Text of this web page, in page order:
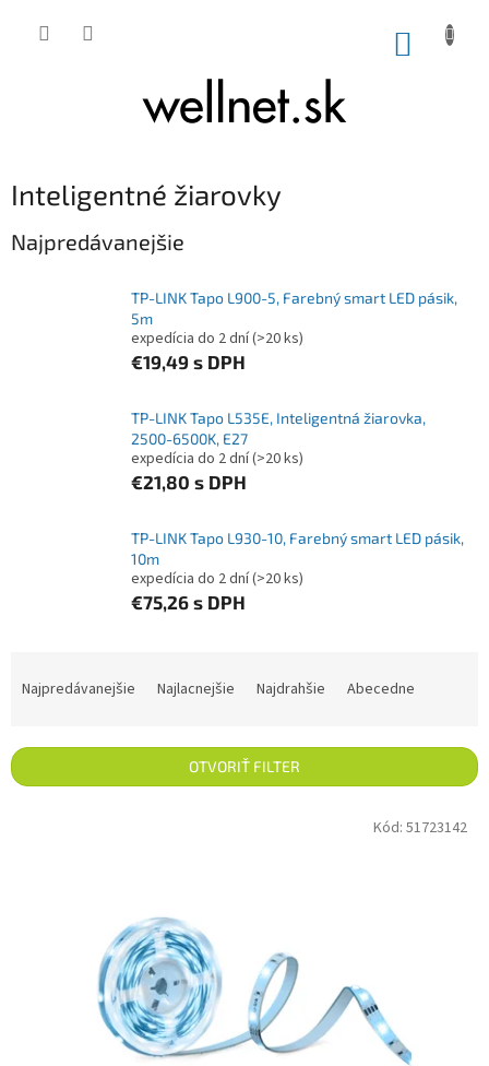
Inteligentné žiarovky
Najpredávanejšie
TP-LINK Tapo L900-5, Farebný smart LED pásik,
5m
expedícia do 2 dní(>20 ks)
€19,49 s DPH
TP-LINK Tapo L535E, Inteligentná žiarovka,
2500-6500K, E27
expedícia do 2 dní(>20 ks)
€21,80 s DPH
TP-LINK Tapo L930-10, Farebný smart LED pásik,
10m
expedícia do 2 dní(>20 ks)
€75,26 s DPH
Najpredávanejšie Najlacnejšie Najdrahšie Abecedne
OTVORIŤ FILTER
Kód: 51723142